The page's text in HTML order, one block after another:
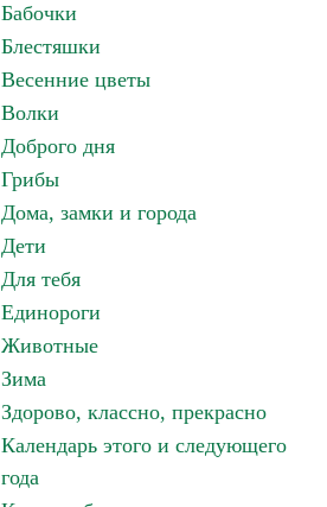
Бабочки
Блестяшки
Весенние цветы
Волки
Доброго дня
Грибы
Дома, замки и города
Дети
Для тебя
Единороги
Животные
Зима
Здорово, классно, прекрасно
Календарь этого и следующего
года